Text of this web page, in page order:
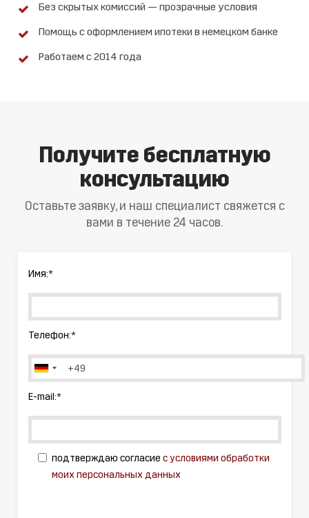
Без скрытых комиссий — прозрачные условия
Помощь с оформлением ипотеки в немецком банке
Работаем с 2014 года
Получите бесплатную
консультацию
Оставьте заявку, и наш специалист свяжется с
вами в течение 24 часов.
Имя:*
Телефон:*
E-mail:*
подтверждаю согласиес условиями обработки
моих персональных данных